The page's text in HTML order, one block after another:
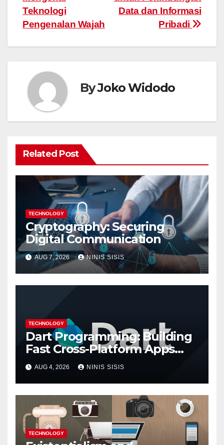
Data dan Informasi
Pribadi
Teknologi
Pengenalan Wajah
ByJoko Widodo
Related Post
TECHNOLOGY
Cryptography: Securing
Digital Communication
AUG 7, 2026 NINIS SISIS
TECHNOLOGY
Dart Programming: Building
Fast Cross-Platform Apps
with Google’s Dart Language
AUG 4, 2026 NINIS SISIS
TECHNOLOGY